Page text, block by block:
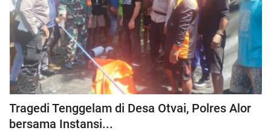
Tragedi Tenggelam di Desa Otvai, Polres Alor
bersama Instansi...